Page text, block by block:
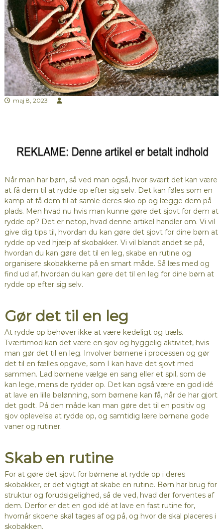
maj 8, 2023
Når man har børn, så ved man også, hvor svært det kan være
at få dem til at rydde op efter sig selv. Det kan føles som en
kamp at få dem til at samle deres sko op og lægge dem på
plads. Men hvad nu hvis man kunne gøre det sjovt for dem at
rydde op? Det er netop, hvad denne artikel handler om. Vi vil
give dig tips til, hvordan du kan gøre det sjovt for dine børn at
rydde op ved hjælp af skobakker. Vi vil blandt andet se på,
hvordan du kan gøre det til en leg, skabe en rutine og
organisere skobakkerne på en smart måde. Så læs med og
find ud af, hvordan du kan gøre det til en leg for dine børn at
rydde op efter sig selv.
Gør det til en leg
At rydde op behøver ikke at være kedeligt og træls.
Tværtimod kan det være en sjov og hyggelig aktivitet, hvis
man gør det til en leg. Involver børnene i processen og gør
det til en fælles opgave, som I kan have det sjovt med
sammen. Lad børnene vælge en sang eller et spil, som de
kan lege, mens de rydder op. Det kan også være en god idé
at lave en lille belønning, som børnene kan få, når de har gjort
det godt. På den måde kan man gøre det til en positiv og
sjov oplevelse at rydde op, og samtidig lære børnene gode
vaner og rutiner.
Skab en rutine
For at gøre det sjovt for børnene at rydde op i deres
skobakker, er det vigtigt at skabe en rutine. Børn har brug for
struktur og forudsigelighed, så de ved, hvad der forventes af
dem. Derfor er det en god idé at lave en fast rutine for,
hvornår skoene skal tages af og på, og hvor de skal placeres i
skobakken.